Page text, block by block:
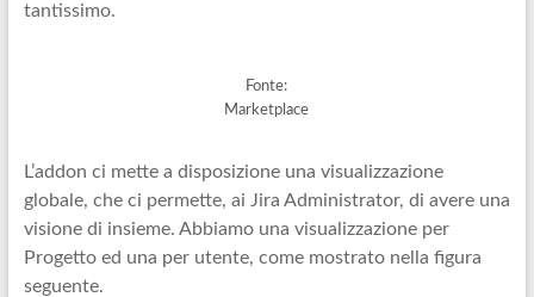
tantissimo.
Fonte:
Marketplace
L’addon ci mette a disposizione una visualizzazione
globale, che ci permette, ai Jira Administrator, di avere una
visione di insieme. Abbiamo una visualizzazione per
Progetto ed una per utente, come mostrato nella figura
seguente.